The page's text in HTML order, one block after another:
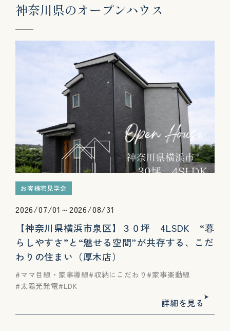
神奈川県のオープンハウ ス
お客様宅見学会
2026/07/01～2026/08/31
【神奈川県横浜市泉区】３０坪 4LSDK “暮
らしやすさ”と“魅せる空間”が共存する、こだ
わりの住まい（厚木店）
ママ目線・家事導線 収納にこだわり
家事楽動線
太陽光発電 LDK
詳細を見る